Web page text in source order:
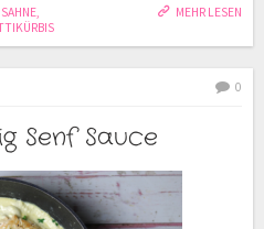
MEHR LESEN
SAHNE,
0
Senf Sauce